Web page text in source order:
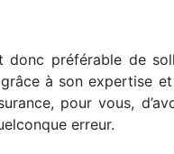
préférable de
à son expertise
pour vous,
erreur.